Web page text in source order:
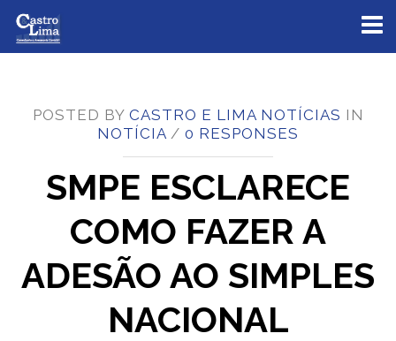
POSTED BY CASTRO E LIMA NOTÍCIAS IN
NOTÍCIA / 0 RESPONSES
SMPE ESCLARECE
COMO FAZER A
ADESÃO AO SIMPLES
NACIONAL